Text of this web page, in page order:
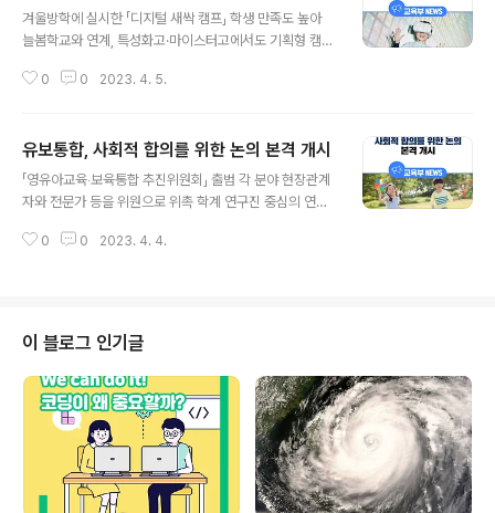
겨울방학에 실시한 「디지털 새싹 캠프」 학생 만족도 높아
늘봄학교와 연계, 특성화고·마이스터고에서도 기획형 캠프
·도교육청, 한국과학창의재단(이사장 조율래)과 함께 운영
운영된다고 밝혔다. 「디지털 새싹 캠프」는 초·중·고 학생들
에게 소프트웨어‧인공지능을 체험하고 디지털 역량을 함양
할 수 있는 기회를 제공하는 교육 프로그램이다. 지난 겨울
그램을 운영하였으며, 당초에는 10만 명의 학생이 참여할
0 0 2023. 4. 5.
유보통합, 사회적 합의를 위한 논의 본격 개시
「영유아교육‧보육통합 추진위원회」 출범 각 분야 현장관계
자와 전문가 등을 위원으로 위촉 학계 연구진 중심의 연구
들의 미래를 위해 지혜를 모아 주길” 당부 교육부(부총리
통합 추진방안」을 통해 현장 기반, 수요자 중심의 유보통합
을 추진해 나갈 것이며, 학부모·교사·운영자뿐만 아니라 각
분야의 전문가들이 참여하는 「영유아교육·보육통합 추진위
원회」를 구성·운영하겠다고 밝혔다. 이에 따라 교육부는 부
총리 겸 교육부장관을 위원장으로, 보건복지부 등 관계부
처 차관급을 정부위원으로 하..
0 0 2023. 4. 4.
이 블로그 인기글